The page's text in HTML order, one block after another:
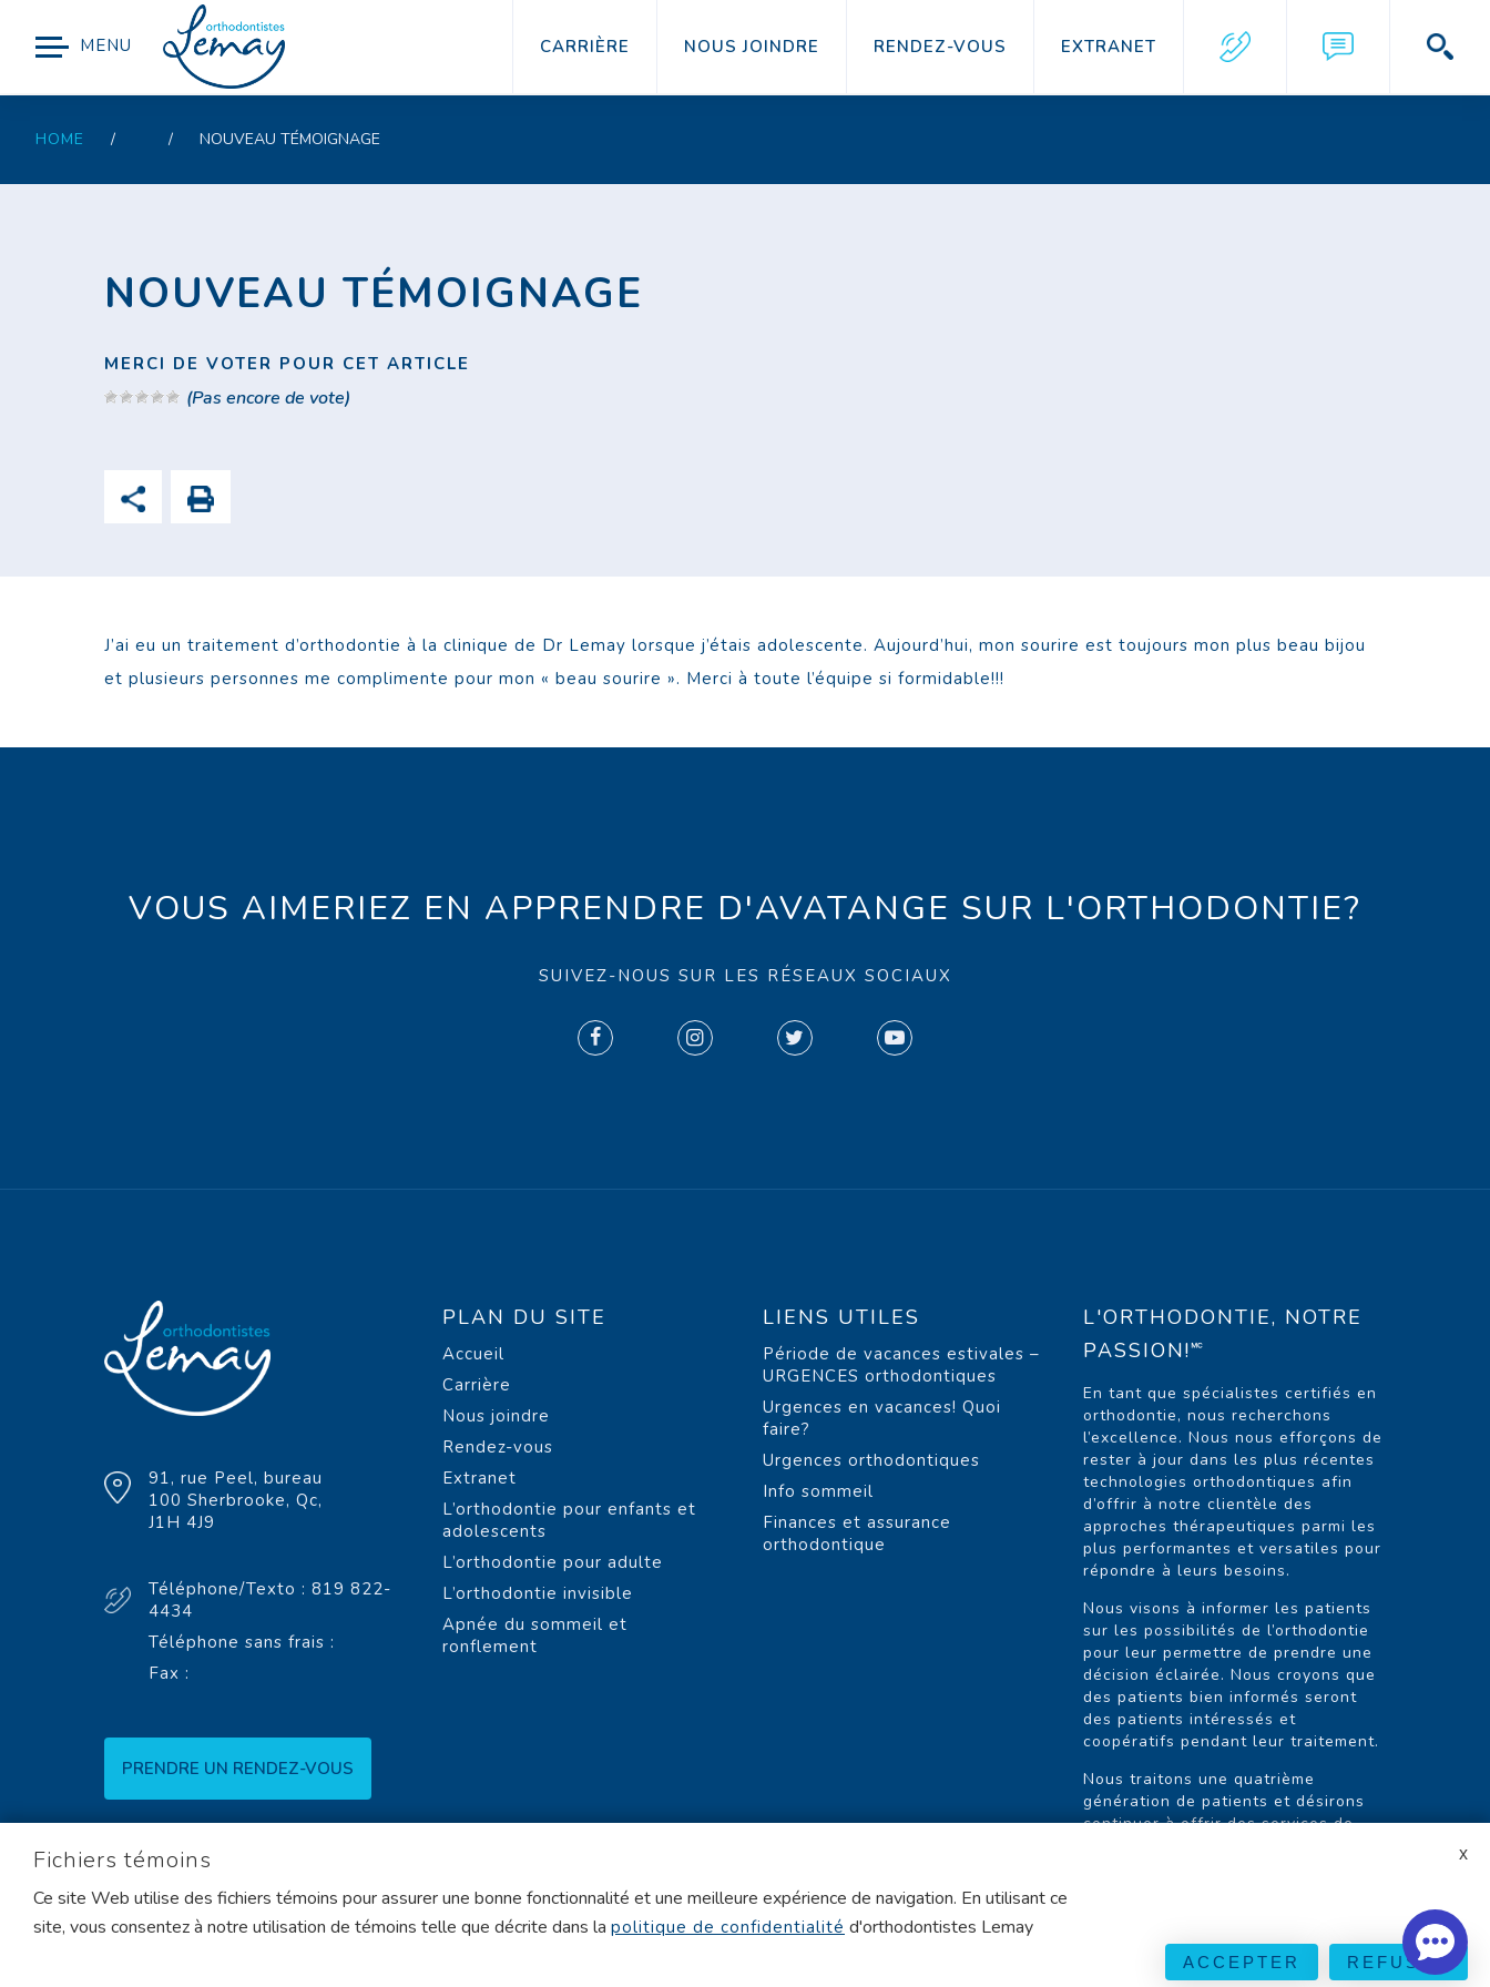
MENU CARRIÈRE NOUS JOINDRE RENDEZ-VOUS EXTRANET
HOME / / NOUVEAU TÉMOIGNAGE
NOUVEAU TÉMOIGNAGE
MERCI DE VOTER POUR CET ARTICLE
(Pas encore de vote)
J’ai eu un traitement d’orthodontie à la clinique de Dr Lemay lorsque j’étais adolescente. Aujourd’hui, mon sourire est toujours mon plus beau bijou
et plusieurs personnes me complimente pour mon « beau sourire ». Merci à toute l’équipe si formidable!!!
VOUS AIMERIEZ EN APPRENDRE D'AVATANGE SUR L'ORTHODONTIE?
SUIVEZ-NOUS SUR LES RÉSEAUX SOCIAUX
91, rue Peel, bureau
100 Sherbrooke, Qc,
J1H 4J9
Téléphone/Texto : 819 822-
4434
Téléphone sans frais :
Fax :
PRENDRE UN RENDEZ-VOUS
PLAN DU SITE
Accueil
Carrière
Nous joindre
Rendez-vous
Extranet
L’orthodontie pour enfants et
adolescents
L’orthodontie pour adulte
L’orthodontie invisible
Apnée du sommeil et
ronflement
LIENS UTILES
Période de vacances estivales –
URGENCES orthodontiques
Urgences en vacances! Quoi
faire?
Urgences orthodontiques
Info sommeil
Finances et assurance
orthodontique
L'ORTHODONTIE, NOTRE
PASSION!🅪
En tant que spécialistes certifiés en
orthodontie, nous recherchons
l’excellence. Nous nous efforçons de
rester à jour dans les plus récentes
technologies orthodontiques afin
d’offrir à notre clientèle des
approches thérapeutiques parmi les
plus performantes et versatiles pour
répondre à leurs besoins.
Nous visons à informer les patients
sur les possibilités de l’orthodontie
pour leur permettre de prendre une
décision éclairée. Nous croyons que
des patients bien informés seront
des patients intéressés et
coopératifs pendant leur traitement.
Nous traitons une quatrième
génération de patients et désirons
continuer à offrir des services de
Fichiers témoins
Ce site Web utilise des fichiers témoins pour assurer une bonne fonctionnalité et une meilleure expérience de navigation. En utilisant ce
site, vous consentez à notre utilisation de témoins telle que décrite dans la politique de confidentialité d'orthodontistes Lemay
ACCEPTER REFUSER